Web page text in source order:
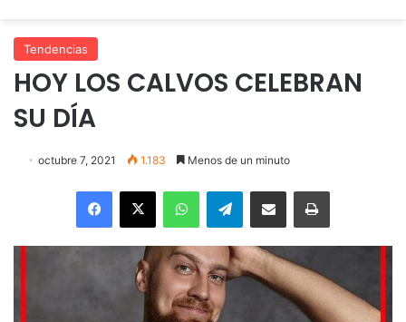
Tendencias
HOY LOS CALVOS CELEBRAN
SU DÍA
octubre 7, 2021 1.183 Menos de un minuto
Facebook
X WhatsAppTelegramEnviar vía email Imprimir